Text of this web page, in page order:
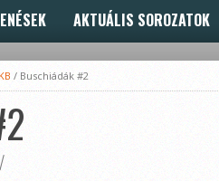
AKTUÁLIS SOROZATOK
/ Buschiádák #2